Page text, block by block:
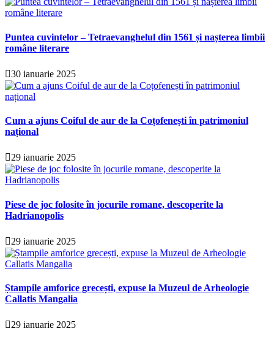
Puntea cuvintelor – Tetraevanghelul din 1561 și nașterea limbii
române literare
30 ianuarie 2025
Cum a ajuns Coiful de aur de la Coțofenești în patrimoniul
național
29 ianuarie 2025
Piese de joc folosite în jocurile romane, descoperite la
Hadrianopolis
29 ianuarie 2025
Ștampile amforice grecești, expuse la Muzeul de Arheologie
Callatis Mangalia
29 ianuarie 2025